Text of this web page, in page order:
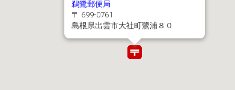
鵜鷺郵便局
〒 699-0761
島根県出雲市大社町鷺浦８０